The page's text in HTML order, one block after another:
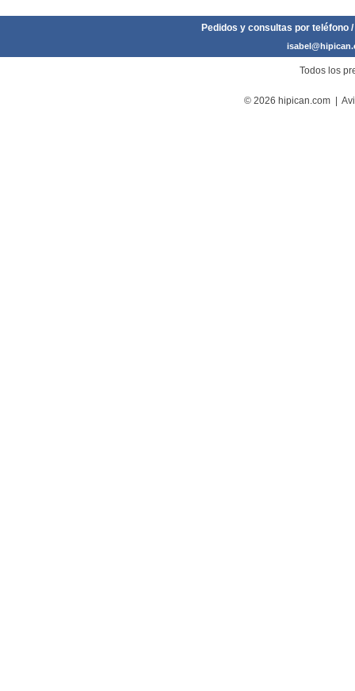
Pedidos y consultas por teléfono
Todos los
© 2026 hipican.com |